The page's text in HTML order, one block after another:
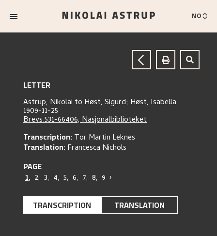
NO
LETTER
Astrup, Nikolai to Høst, Sigurd; Høst, Isabella
1909-11-25
Brevs.531-66406, Nasjonalbiblioteket
Transcription:Tor Martin Leknes
Translation:Francesca Nichols
PAGE
1, 2, 3, 4, 5, 6, 7, 8, 9 ›
TRANSCRIPTION TRANSLATION